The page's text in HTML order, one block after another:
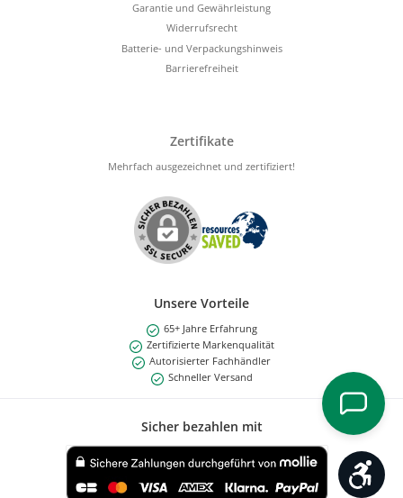
Garantie und Gewährleistung
Widerrufsrecht
Batterie- und Verpackungshinweis
Barrierefreiheit
Zertifikate
Mehrfach ausgezeichnet und zertifiziert!
Unsere Vorteile
65+ Jahre Erfahrung
Zertifizierte Markenqualität
Autorisierter Fachhändler
Schneller Versand
Sicher bezahlen mit